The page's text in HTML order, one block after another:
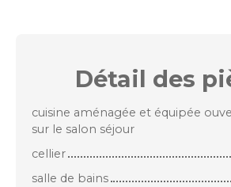
Détail des
cuisine aménagée et équipée
sur le salon séjour
cellier
salle de bains